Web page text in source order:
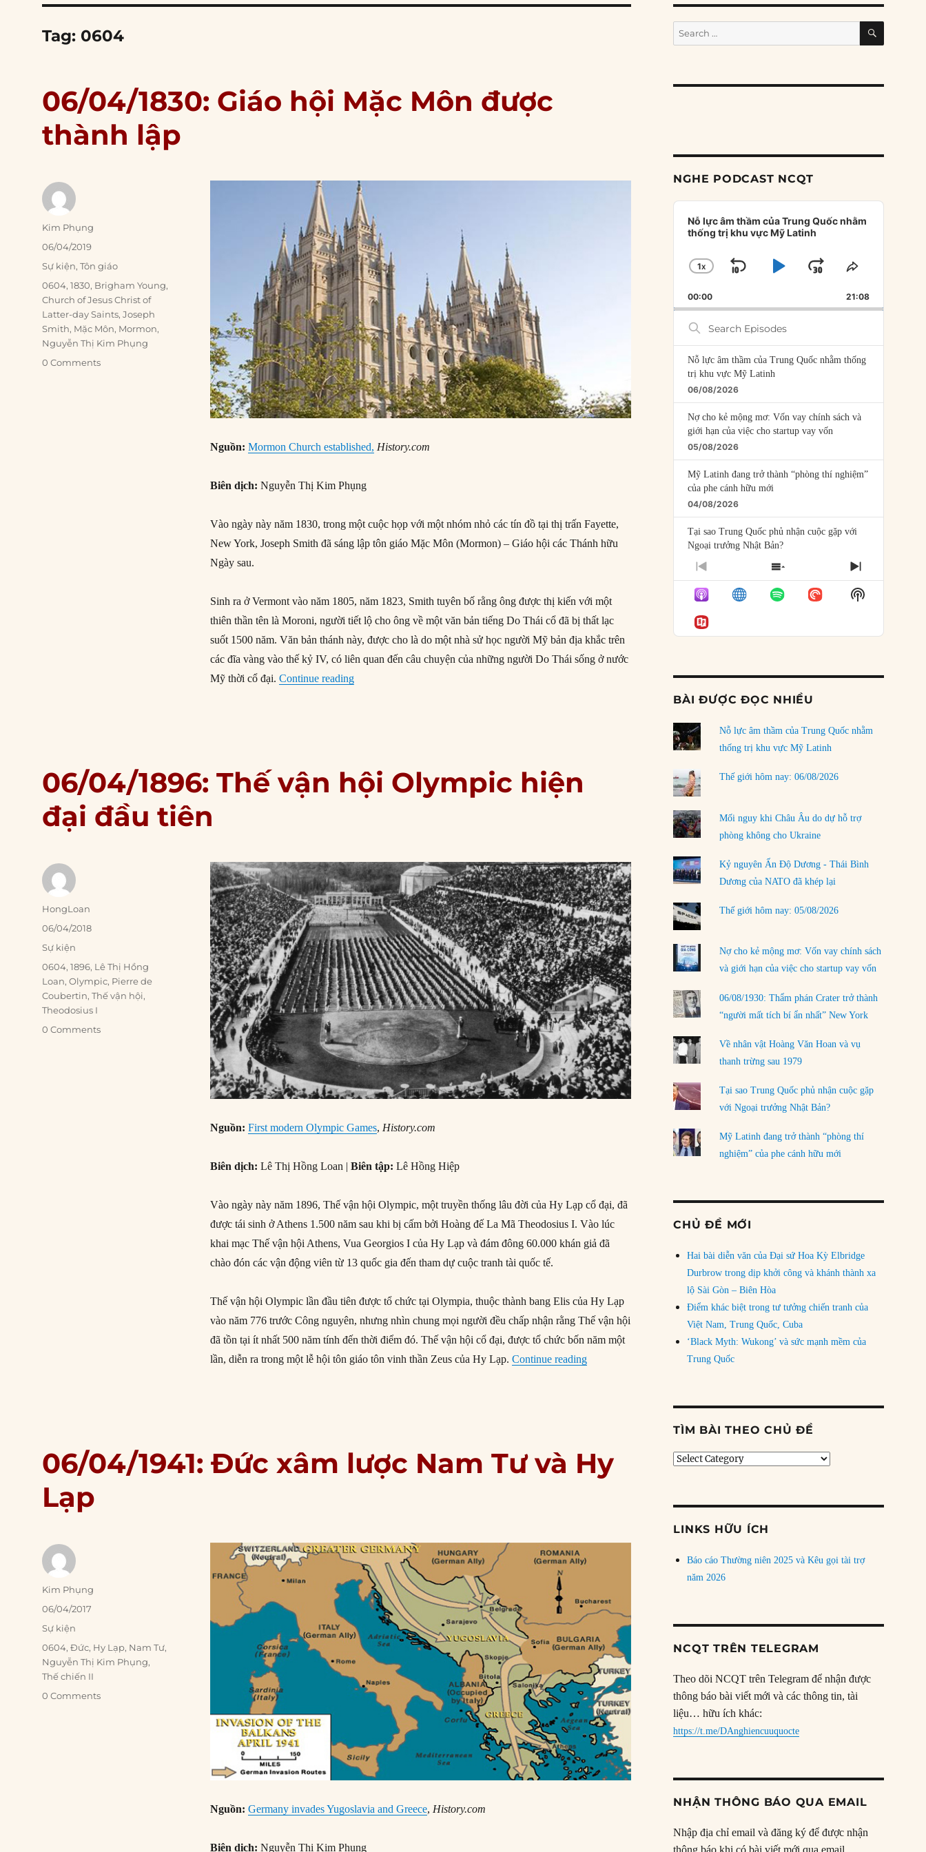
Tag: 0604
06/04/1830: Giáo hội Mặc Môn được
thành lập
Nguồn: Mormon Church established, History.com
Biên dịch: Nguyễn Thị Kim Phụng
Vào ngày này năm 1830, trong một cuộc họp với một nhóm nhỏ các tín đồ tại thị trấn Fayette,
New York, Joseph Smith đã sáng lập tôn giáo Mặc Môn (Mormon) – Giáo hội các Thánh hữu
Ngày sau.
Sinh ra ở Vermont vào năm 1805, năm 1823, Smith tuyên bố rằng ông được thị kiến với một
thiên thần tên là Moroni, người tiết lộ cho ông về một văn bản tiếng Do Thái cổ đã bị thất lạc
suốt 1500 năm. Văn bản thánh này, được cho là do một nhà sử học người Mỹ bản địa khắc trên
các đĩa vàng vào thế kỷ IV, có liên quan đến câu chuyện của những người Do Thái sống ở nước
Mỹ thời cổ đại.Continue reading“06/04/1830: Giáo hội Mặc Môn được thành lập”
Author
Kim Phụng
Posted
06/04/2019
Categories
Sự kiện,Tôn giáo
Tags
0604,1830, Brigham Young,
Church of Jesus Christ of
Latter-day Saints,Joseph
Smith, Mặc Môn, Mormon,
Nguyễn Thị Kim Phụng
0 Comments
06/04/1896: Thế vận hội Olympic hiện
đại đầu tiên
Nguồn: First modern Olympic Games, History.com
Biên dịch: Lê Thị Hồng Loan |Biên tập:Lê Hồng Hiệp
Vào ngày này năm 1896, Thế vận hội Olympic, một truyền thống lâu đời của Hy Lạp cổ đại, đã
được tái sinh ở Athens 1.500 năm sau khi bị cấm bởi Hoàng đế La Mã Theodosius I. Vào lúc
khai mạc Thế vận hội Athens, Vua Georgios I của Hy Lạp và đám đông 60.000 khán giả đã
chào đón các vận động viên từ 13 quốc gia đến tham dự cuộc tranh tài quốc tế.
Thế vận hội Olympic lần đầu tiên được tổ chức tại Olympia, thuộc thành bang Elis của Hy Lạp
vào năm 776 trước Công nguyên, nhưng nhìn chung mọi người đều chấp nhận rằng Thế vận hội
đã tồn tại ít nhất 500 năm tính đến thời điểm đó. Thế vận hội cổ đại, được tổ chức bốn năm một
lần, diễn ra trong một lễ hội tôn giáo tôn vinh thần Zeus của Hy Lạp.Continue reading“06/04/1896: Thế vận hội Olympic hiện đại đầu tiên”
Author
HongLoan
Posted
06/04/2018
Categories
Sự kiện
Tags
0604,1896, Lê Thị Hồng
Loan,Olympic, Pierre de
Coubertin,Thế vận hội,
Theodosius I
0 Comments
06/04/1941: Đức xâm lược Nam Tư và Hy
Lạp
Nguồn: Germany invades Yugoslavia and Greece, History.com
Biên dịch: Nguyễn Thị Kim Phụng
Author
Kim Phụng
Posted
06/04/2017
Categories
Sự kiện
Tags
0604,Đức, Hy Lạp, Nam Tư,
Nguyễn Thị Kim Phụng,
Thế chiến II
0 Comments
Search
for:
SEARCH
NGHE PODCAST NCQT
Audio
Player
Nỗ lực âm thầm của Trung Quốc nhằm
thống trị khu vực Mỹ Latinh
CHANGE
RATE
1X
SKIP
BACKWARD
PLAYJUMP
FORWARD
SHARE
EPISODE
00:00 21:08
Search
Episodes
Nỗ lực âm thầm của Trung Quốc nhằm thống
trị khu vực Mỹ Latinh
06/08/2026
Nợ cho kẻ mộng mơ: Vốn vay chính sách và
giới hạn của việc cho startup vay vốn
05/08/2026
Mỹ Latinh đang trở thành “phòng thí nghiệm”
của phe cánh hữu mới
04/08/2026
Tại sao Trung Quốc phủ nhận cuộc gặp với
Ngoại trưởng Nhật Bản?
04/08/2026
Điểm mù chiến lược của Trump tại Thái Bình
Dương
03/08/2026
rủi ro
01/08/2026
31/07/2026
phải chịu đựng?
30/07/2026
Tập tìm cách chôn vùi bê bối chấn động vòng
tròn thân cận của mình
PREVIOUS
EPISODE
SHOW
EPISODES
LIST
NEXT
EPISODE
Show
Podcast
BÀI ĐƯỢC ĐỌC NHIỀU
Nỗ lực âm thầm của Trung Quốc nhằm
thống trị khu vực Mỹ Latinh
Thế giới hôm nay: 06/08/2026
Mối nguy khi Châu Âu do dự hỗ trợ
phòng không cho Ukraine
Kỷ nguyên Ấn Độ Dương - Thái Bình
Dương của NATO đã khép lại
Thế giới hôm nay: 05/08/2026
Nợ cho kẻ mộng mơ: Vốn vay chính sách
và giới hạn của việc cho startup vay vốn
06/08/1930: Thẩm phán Crater trở thành
“người mất tích bí ẩn nhất” New York
Về nhân vật Hoàng Văn Hoan và vụ
thanh trừng sau 1979
Tại sao Trung Quốc phủ nhận cuộc gặp
với Ngoại trưởng Nhật Bản?
Mỹ Latinh đang trở thành “phòng thí
nghiệm” của phe cánh hữu mới
CHỦ ĐỀ MỚI
Hai bài diễn văn của Đại sứ Hoa Kỳ Elbridge
Durbrow trong dịp khởi công và khánh thành xa
lộ Sài Gòn – Biên Hòa
Điểm khác biệt trong tư tưởng chiến tranh của
Việt Nam, Trung Quốc, Cuba
‘Black Myth: Wukong’ và sức mạnh mềm của
Trung Quốc
TÌM BÀI THEO CHỦ ĐỀ
Tìm
LINKS HỮU ÍCH
Báo cáo Thường niên 2025 và Kêu gọi tài trợ
năm 2026
NCQT TRÊN TELEGRAM
Theo dõi NCQT trên Telegram để nhận được
thông báo bài viết mới và các thông tin, tài
liệu… hữu ích khác:
https://t.me/DAnghiencuuquocte
NHẬN THÔNG BÁO QUA EMAIL
Nhập địa chỉ email và đăng ký để được nhận